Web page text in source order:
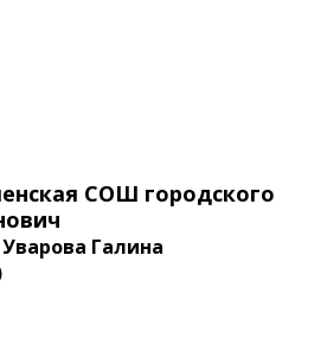
СОШ городского
Галина